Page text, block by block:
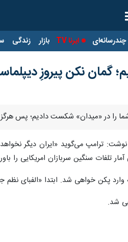
چندرسانه‌ای ایرنا TV بازار زندگی
گمان نکن پیروزِ